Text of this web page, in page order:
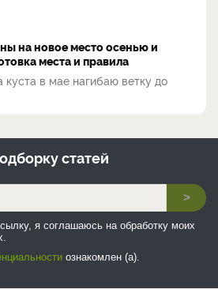
на новое место осенью и
места и правила
куста в мае нагибаю ветку до
статей
>
я соглашаюсь на обработку моих
ознакомлен (а).